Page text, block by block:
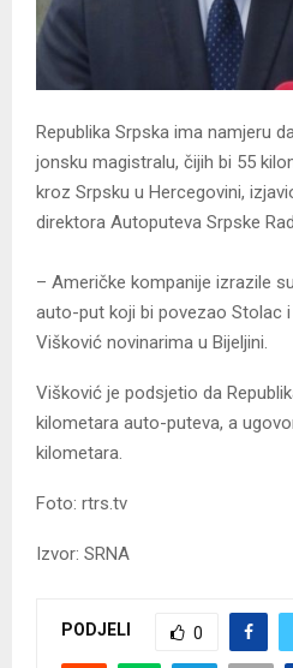
Republika Srpska ima namjeru
jonsku magistralu, čijih bi 55
kroz Srpsku u Hercegovini,
direktora Autoputeva Srpske
– Američke kompanije izrazile
auto-put koji bi povezao Stolac
Višković novinarima u Bijeljini.
Višković je podsjetio da
kilometara auto-puteva, a
kilometara.
Foto: rtrs.tv
Izvor: SRNA
PODJELI 0